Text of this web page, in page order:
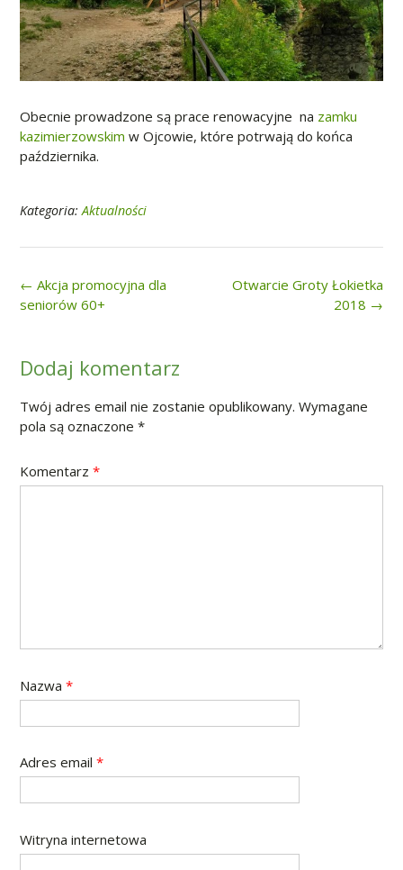
Obecnie prowadzone są prace renowacyjne na zamku
kazimierzowskim w Ojcowie, które potrwają do końca
października.
Kategoria:Aktualności
Post
navigation
Otwarcie Groty Łokietka
2018 →
← Akcja promocyjna dla
seniorów 60+
Dodaj komentarz
Twój adres email nie zostanie opublikowany. Wymagane
pola są oznaczone *
Komentarz *
Nazwa *
Adres email *
Witryna internetowa